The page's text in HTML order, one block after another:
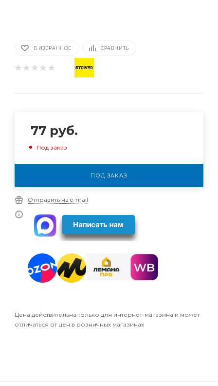
В ИЗБРАННОЕ СРАВНИТЬ
77 руб.
Под заказ
ПОД ЗАКАЗ
Отправить на e-mail
Цена действительна только для интернет-магазина и может
отличаться от цен в розничных магазинах